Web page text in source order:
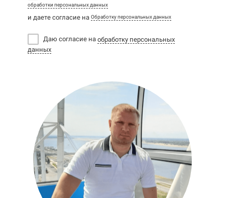
обработки персональных данных
и даете согласие на Обработку персональных данных
Даю согласие на обработку персональных
данных